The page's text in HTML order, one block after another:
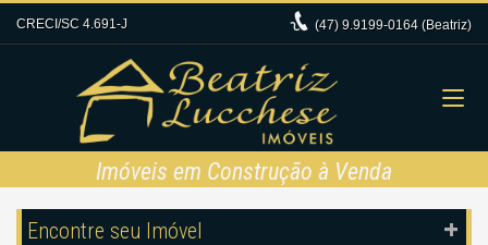
CRECI/SC 4.691-J (47) 9.9199-0164 (Beatriz)
Imóveis em Construção à Venda
Encontre seu Imóvel